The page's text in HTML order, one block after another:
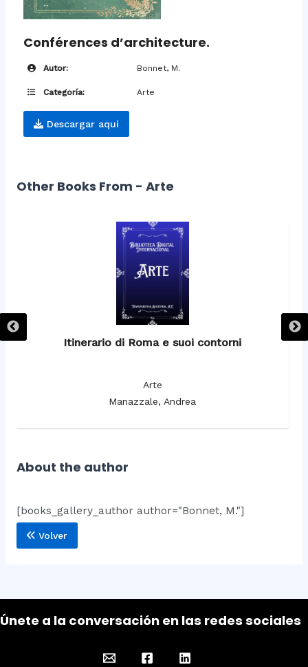
Conférences d’architecture.
Autor: Bonnet, M.
Categoría: Arte
Descargar aquí
Other Books From - Arte
Itinerario di Roma e suoi contorni
Arte
Manazzale, Andrea
About the author
[books_gallery_author author="Bonnet, M."]
Volver
Únete a la conversación en las redes sociales